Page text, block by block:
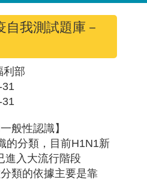
自我測試題庫－
利部
31
31
般性認識】
的分類，目前H1N1新
進入大流行階段
類的依據主要是靠